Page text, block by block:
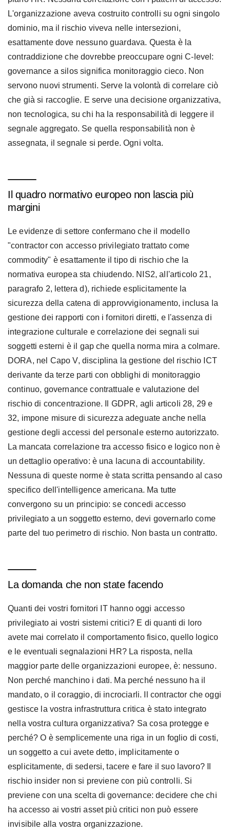
L'organizzazione aveva costruito controlli su ogni singolo
dominio, ma il rischio viveva nelle intersezioni,
esattamente dove nessuno guardava. Questa è la
contraddizione che dovrebbe preoccupare ogni C-level:
governance a silos significa monitoraggio cieco. Non
servono nuovi strumenti. Serve la volontà di correlare ciò
che già si raccoglie. E serve una decisione organizzativa,
non tecnologica, su chi ha la responsabilità di leggere il
segnale aggregato. Se quella responsabilità non è
assegnata, il segnale si perde. Ogni volta.
Il quadro normativo europeo non lascia più
margini
Le evidenze di settore confermano che il modello
"contractor con accesso privilegiato trattato come
commodity" è esattamente il tipo di rischio che la
normativa europea sta chiudendo. NIS2, all'articolo 21,
paragrafo 2, lettera d), richiede esplicitamente la
sicurezza della catena di approvvigionamento, inclusa la
gestione dei rapporti con i fornitori diretti, e l'assenza di
integrazione culturale e correlazione dei segnali sui
soggetti esterni è il gap che quella norma mira a colmare.
DORA, nel Capo V, disciplina la gestione del rischio ICT
derivante da terze parti con obblighi di monitoraggio
continuo, governance contrattuale e valutazione del
rischio di concentrazione. Il GDPR, agli articoli 28, 29 e
32, impone misure di sicurezza adeguate anche nella
gestione degli accessi del personale esterno autorizzato.
La mancata correlazione tra accesso fisico e logico non è
un dettaglio operativo: è una lacuna di accountability.
Nessuna di queste norme è stata scritta pensando al caso
specifico dell'intelligence americana. Ma tutte
convergono su un principio: se concedi accesso
privilegiato a un soggetto esterno, devi governarlo come
parte del tuo perimetro di rischio. Non basta un contratto.
La domanda che non state facendo
Quanti dei vostri fornitori IT hanno oggi accesso
privilegiato ai vostri sistemi critici? E di quanti di loro
avete mai correlato il comportamento fisico, quello logico
e le eventuali segnalazioni HR? La risposta, nella
maggior parte delle organizzazioni europee, è: nessuno.
Non perché manchino i dati. Ma perché nessuno ha il
mandato, o il coraggio, di incrociarli. Il contractor che oggi
gestisce la vostra infrastruttura critica è stato integrato
nella vostra cultura organizzativa? Sa cosa protegge e
perché? O è semplicemente una riga in un foglio di costi,
un soggetto a cui avete detto, implicitamente o
esplicitamente, di sedersi, tacere e fare il suo lavoro? Il
rischio insider non si previene con più controlli. Si
previene con una scelta di governance: decidere che chi
ha accesso ai vostri asset più critici non può essere
invisibile alla vostra organizzazione.